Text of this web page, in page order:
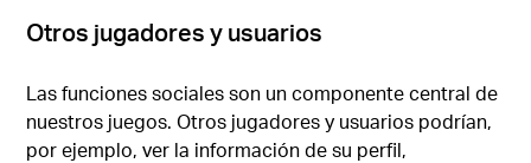
Otros jugadores y usuarios
Las funciones sociales son un componente central de
nuestros juegos. Otros jugadores y usuarios podrían,
por ejemplo, ver la información de su perfil,